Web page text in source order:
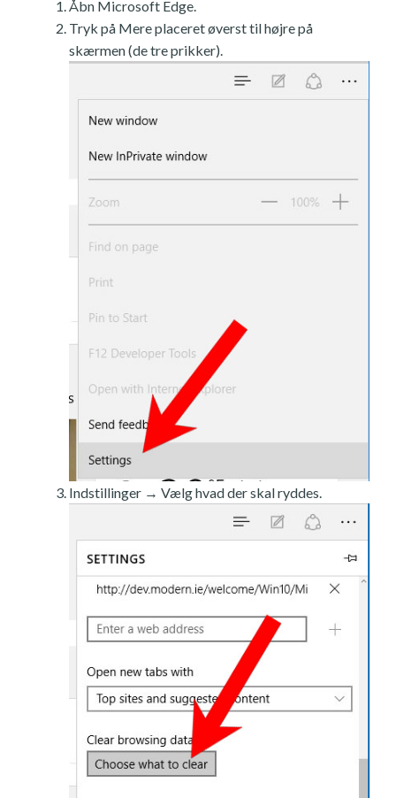
Åbn Microsoft Edge.
Tryk på Mere placeret øverst til højre på
skærmen (de tre prikker).
Indstillinger → Vælg hvad der skal ryddes.